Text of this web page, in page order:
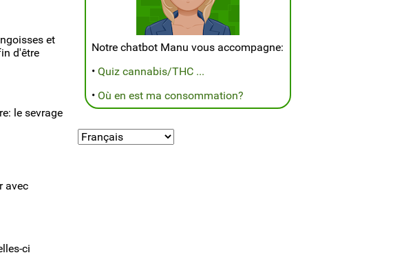
et
d'être
le sevrage
avec
ci
Notre chatbot Manu vous accompagne:
• Quiz cannabis/THC ...
• Où en est ma consommation?